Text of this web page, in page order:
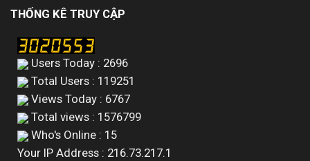
THỐNG KÊ TRUY CẬP
Users Today : 2696
Total Users : 119251
Views Today : 6767
Total views : 1576799
Who's Online : 15
Your IP Address : 216.73.217.1